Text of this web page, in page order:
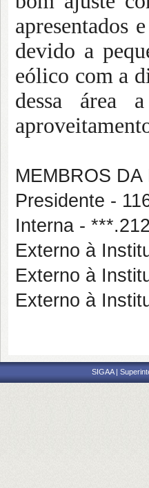
apresentados
devido a
eólico com a
dessa área
MEMBROS DA
Presidente -
Interna -
Externo à
Externo à
Externo à
SIGAA |